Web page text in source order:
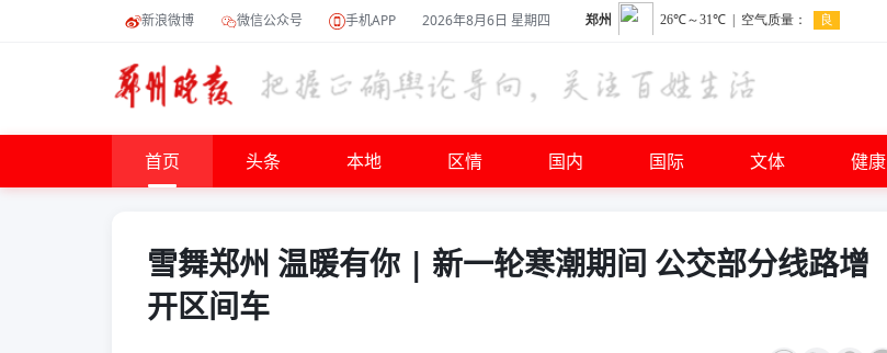
新浪微博 微信公众号 手机APP 2026年8月6日 星期四
首页 头条 本地 区情 国内 国际 文体 健康
雪舞郑州 温暖有你 | 新一轮寒潮期间 公交部分线路增
开区间车